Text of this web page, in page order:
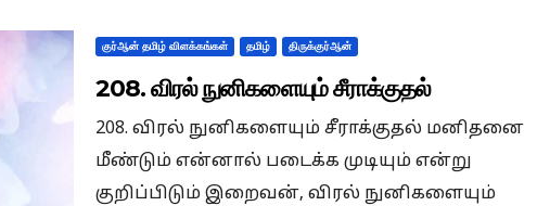
குர்ஆன் தமிழ் விளக்கங்கள் தமிழ் திருக்குர்ஆன்
208. விரல் நுனிகளையும் சீராக்குதல்
208. விரல் நுனிகளையும் சீராக்குதல் மனிதனை
மீண்டும் என்னால் படைக்க முடியும் என்று
குறிப்பிடும் இறைவன், விரல் நுனிகளையும்